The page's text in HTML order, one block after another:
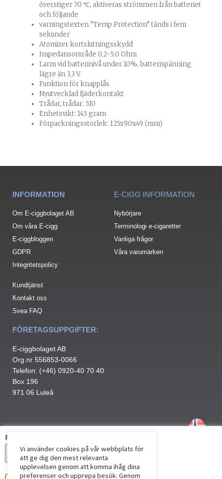
Färg
överstiger 70 ℃, aktiveras strömmen från batteriet
och följande
varningstexten ”Temp Protection” tänds i fem
sekunder
Atomizer kortslutningsskydd
Impedansområde 0,2-5,0 Ohm
Larm vid batterinivå under 10%, batterispänning
lägre än 3,3 V.
Funktion för knapplås
Nyutvecklad fjäderkontakt
Trådar, trådar: 510
Enhetsvikt: 145 gram
Förpackningsstorlek: 125x90x49 (mm)
INFORMATION
Om E-ciggbolaget AB
Om våra E-cigg
E-ciggbloggen
GDPR
Integritetspolicy
Kundtjänst
Kontakt oss
Svea FAQ
E-CIGG INFORMATION
Nybörjare
Terminologi e-cigaretter
Vanliga frågor
Våra varumärken
FÖRETAGSUPPGIFTER:
E-ciggbolaget AB
Org.nr 556853-0066
Telefon: (+46) 0920-40 70 40
Box 196
971 06 Luleå
Vi använder cookies på vår webbplats för
att ge dig den mest relevanta
upplevelsen genom att komma ihåg dina
preferenser och upprepa besök. Genom